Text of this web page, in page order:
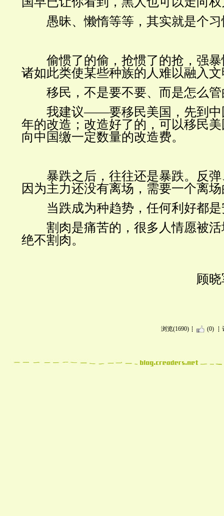
愚昧、懒惰等等，其实就是个习
偷惯了的偷 ，抢惯了的抢， 强暴
诸如此类使某些种族的人难以融入
移民，不是要不要、而是怎么管
我建议——要移民美国，先到
年的改造；改造好了的，可以移民
向中国缴一定数量的改造费。
暴跌之后，往往还是暴跌。反弹
因为主力还没有离场，需要一个离
当跌成为种趋势，任何利好都是
割肉是痛苦的，很多人情愿被
绝不割肉。
顾
浏览(1690) (0)